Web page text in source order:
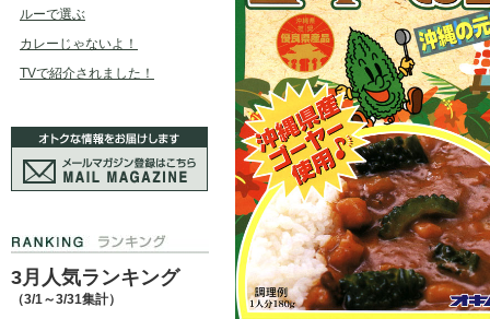
ルーで選ぶ
カレーじゃないよ！
TVで紹介されました！
3月人気ランキング
（3/1～3/31集計）